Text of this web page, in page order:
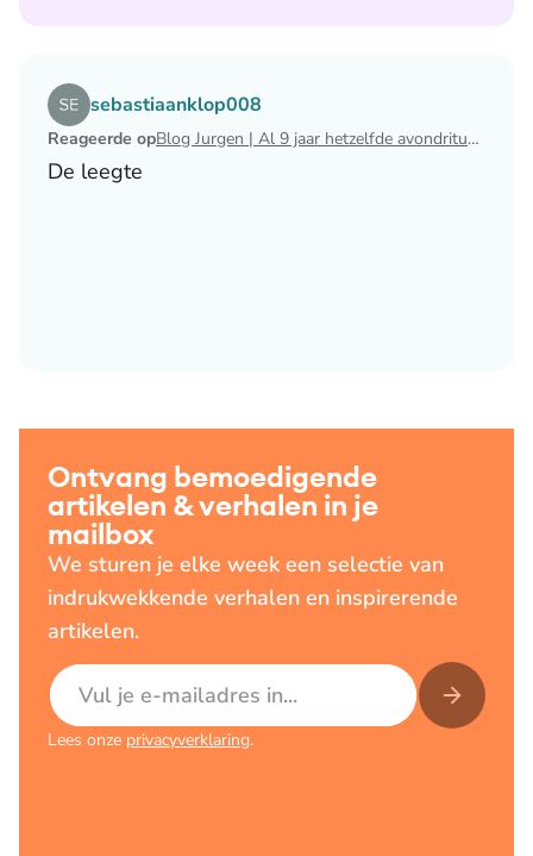
sebastiaanklop008
Reageerde op Blog Jurgen | Al 9 jaar hetzelfde avondritueel
De leegte
Lees het artikel Blog Jurgen | Al 9 jaar hetzelfde
Ontvang bemoedigende
artikelen & verhalen in je
mailbox
We sturen je elke week een selectie van
indrukwekkende verhalen en inspirerende
artikelen.
E-mailadres
Lees onze privacyverklaring.